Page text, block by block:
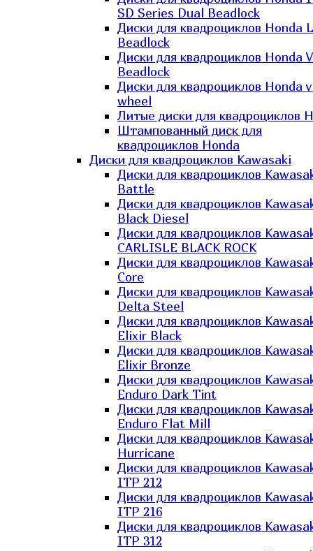
SD Series Dual Beadlock
Диски для квадроциклов Honda
Beadlock
Диски для квадроциклов Honda
Beadlock
Диски для квадроциклов Honda
wheel
Литые диски для квадроциклов
Штампованный диск для
квадроциклов Honda
Диски для квадроциклов Kawasaki
Диски для квадроциклов
Battle
Диски для квадроциклов
Black Diesel
Диски для квадроциклов
CARLISLE BLACK ROCK
Диски для квадроциклов
Core
Диски для квадроциклов
Delta Steel
Диски для квадроциклов
Elixir Black
Диски для квадроциклов
Elixir Bronze
Диски для квадроциклов
Enduro Dark Tint
Диски для квадроциклов
Enduro Flat Mill
Диски для квадроциклов
Hurricane
Диски для квадроциклов
ITP 212
Диски для квадроциклов
ITP 216
Диски для квадроциклов
ITP 312